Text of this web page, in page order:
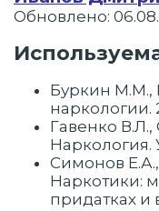
Обновлено:
Буркин М.М.,
наркологии.
Гавенко
Наркология.
Симонов
Наркотики:
придатках и